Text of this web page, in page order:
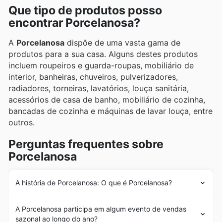
Que tipo de produtos posso
encontrar Porcelanosa?
A Porcelanosa dispõe de uma vasta gama de
produtos para a sua casa. Alguns destes produtos
incluem roupeiros e guarda-roupas, mobiliário de
interior, banheiras, chuveiros, pulverizadores,
radiadores, torneiras, lavatórios, louça sanitária,
acessórios de casa de banho, mobiliário de cozinha,
bancadas de cozinha e máquinas de lavar louça, entre
outros.
Perguntas frequentes sobre
Porcelanosa
A história de Porcelanosa: O que é Porcelanosa?
Durante os anos seguintes, a empresa juntou-se a
A Porcelanosa participa em algum evento de vendas
sazonal ao longo do ano?